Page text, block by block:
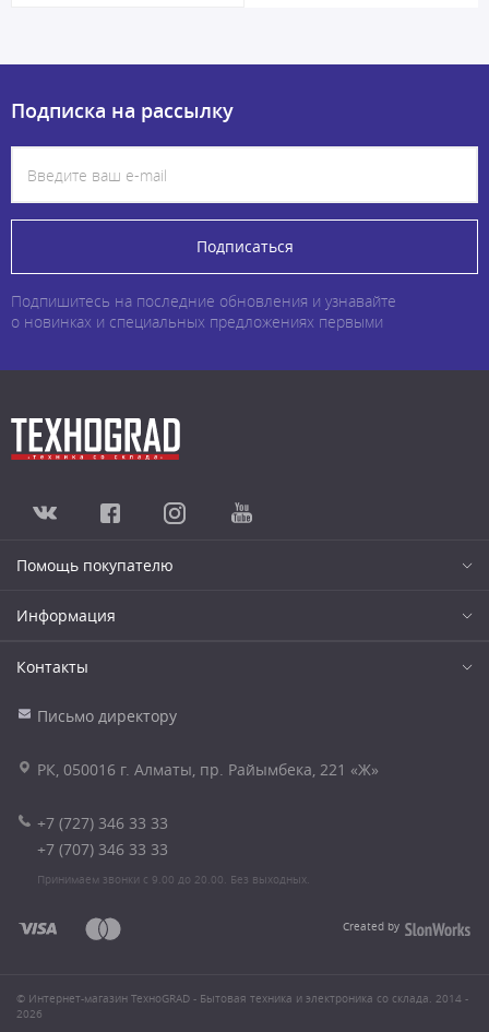
Подписка на рассылку
Подписаться
Подпишитесь на последние обновления и узнавайте
о новинках и специальных предложениях первыми
Помощь покупателю
Информация
Контакты
Письмо директору
РК, 050016 г. Алматы, пр. Райымбека, 221 «Ж»
+7 (727) 346 33 33
+7 (707) 346 33 33
Принимаем звонки с 9.00 до 20.00. Без выходных.
Created by
© Интернет-магазин ТехноGRAD - Бытовая техника и электроника со склада. 2014 -
2026